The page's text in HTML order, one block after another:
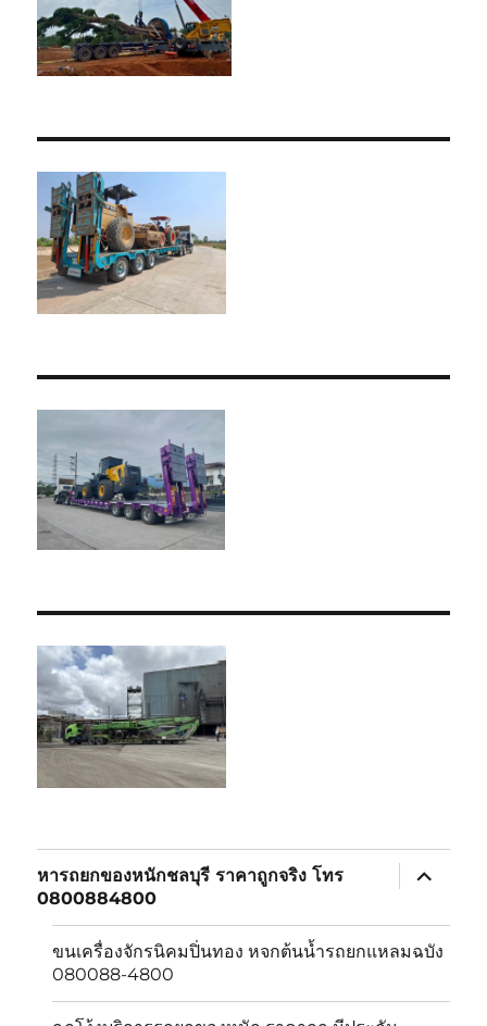
หารถยกของหนักชลบุรี ราคาถูกจริง โทร
0800884800
expand
child
ขนเครื่องจักรนิคมปิ่นทอง หจกต้นน้ำรถยกแหลมฉบัง
080088-4800